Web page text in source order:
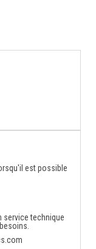
est possible
service technique